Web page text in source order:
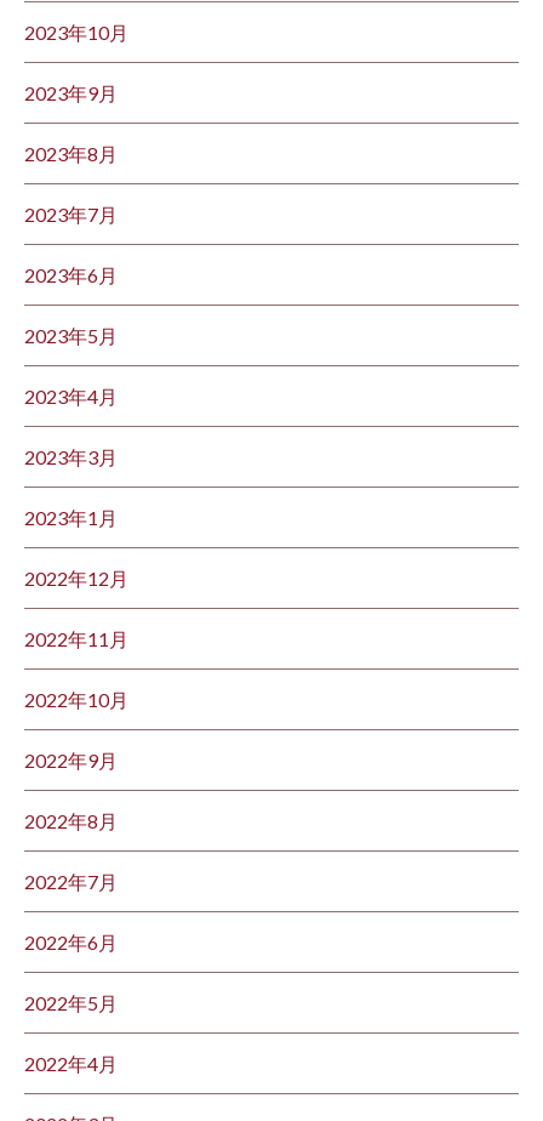
2023年10月
2023年9月
2023年8月
2023年7月
2023年6月
2023年5月
2023年4月
2023年3月
2023年1月
2022年12月
2022年11月
2022年10月
2022年9月
2022年8月
2022年7月
2022年6月
2022年5月
2022年4月